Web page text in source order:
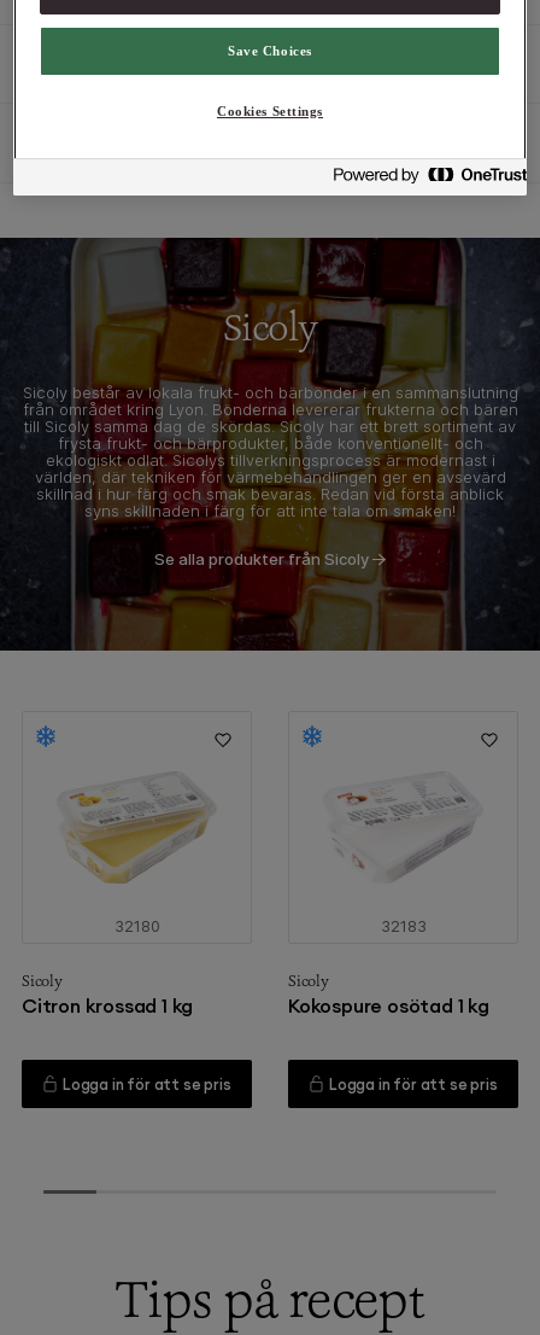
Sicoly
Sicoly består av lokala frukt- och bärbönder i en sammanslutning
från området kring Lyon. Bönderna levererar frukterna och bären
till Sicoly samma dag de skördas. Sicoly har ett brett sortiment av
frysta frukt- och bärprodukter, både konventionellt- och
ekologiskt odlat. Sicolys tillverkningsprocess är modernast i
världen, där tekniken för värmebehandlingen ger en avsevärd
skillnad i hur färg och smak bevaras. Redan vid första anblick
syns skillnaden i färg för att inte tala om smaken!
Se alla produkter från Sicoly
32180
Sicoly
Citron krossad 1 kg
Logga in för att se pris
32183
Sicoly
Kokospure osötad 1 kg
Logga in för att se pris
Tips på recept
Save Choices
Cookies Settings